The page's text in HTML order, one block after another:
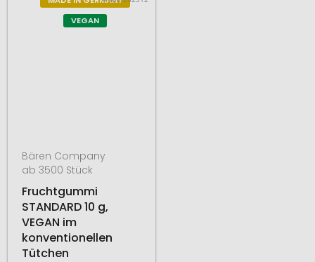
VEGAN
Bären Company
ab 3500 Stück
Fruchtgummi
STANDARD 10 g,
VEGAN im
konventionellen
Tütchen